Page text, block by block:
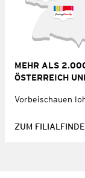
MEHR ALS
ÖSTERREICH
Vorbeischauen
ZUM